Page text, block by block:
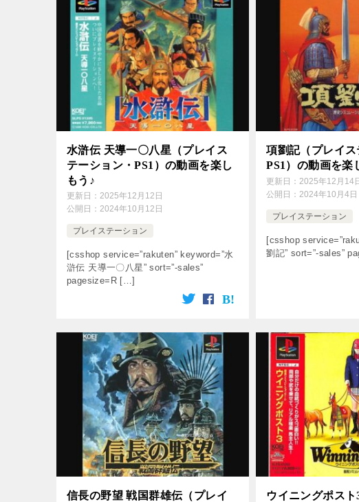
水滸伝 天導一〇八星（プレイス
テーション・PS1）の動画を楽し
もう♪
更新日： 2025年12月12日
公開日： 2024年10月12日
プレイステーション
[csshop service=”rakuten” keyword=”水
滸伝 天導一〇八星” sort=”-sales”
pagesize=R […]
項劉記（プレイス
PS1）の動画を楽
更新日：2025年12月14
公開日：2024年10月4日
プレイステーション
[csshop
劉記” sort=”-sales”
信長の野望 戦国群雄伝（プレイ
ウイニングポス